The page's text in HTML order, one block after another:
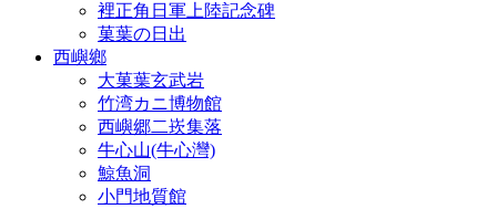
裡正角日軍上陸記念碑
菓葉の日出
西嶼鄉
大菓葉玄武岩
竹湾カニ博物館
西嶼郷二崁集落
牛心山(牛心灣)
鯨魚洞
小門地質館